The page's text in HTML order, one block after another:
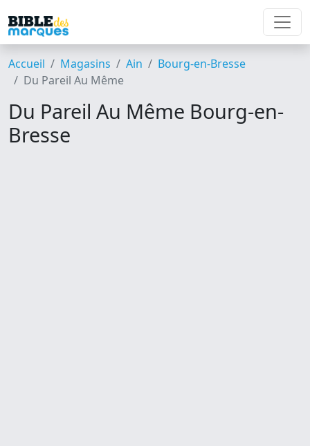
Accueil Magasins Ain
Bourg-en-Bresse
Du Pareil Au Même
Du Pareil Au Même Bourg-en-
Bresse